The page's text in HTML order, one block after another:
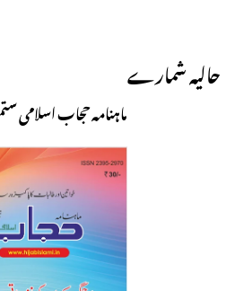
حالیہ شمارے
ماہنامہ حجاب اسلامی ستمبر